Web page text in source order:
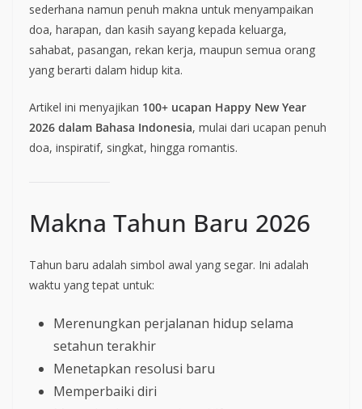
sederhana namun penuh makna untuk menyampaikan
doa, harapan, dan kasih sayang kepada keluarga,
sahabat, pasangan, rekan kerja, maupun semua orang
yang berarti dalam hidup kita.
Artikel ini menyajikan 100+ ucapan Happy New Year
2026 dalam Bahasa Indonesia, mulai dari ucapan penuh
doa, inspiratif, singkat, hingga romantis.
Makna Tahun Baru 2026
Tahun baru adalah simbol awal yang segar. Ini adalah
waktu yang tepat untuk:
Merenungkan perjalanan hidup selama
setahun terakhir
Menetapkan resolusi baru
Memperbaiki diri